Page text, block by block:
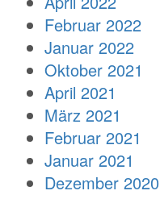
Februar 2022
Januar 2022
Oktober 2021
April 2021
März 2021
Februar 2021
Januar 2021
Dezember 2020